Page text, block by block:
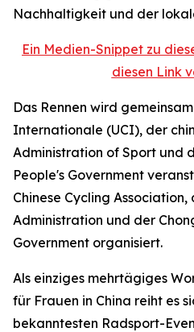
Nachhaltigkeit und der
Ein Medien-Snippet zu
diesen Link
Das Rennen wird
Internationale (UCI), der
Administration of Sport und
People's Government
Chinese Cycling
Administration und der
Government organisiert.
Als einziges mehrtägiges
für Frauen in China reiht es
bekanntesten Radsport-